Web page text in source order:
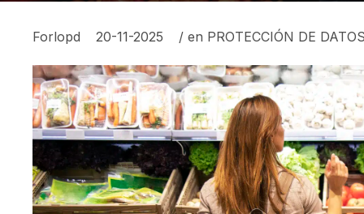
Forlopd 20-11-2025 / en PROTECCIÓN DE